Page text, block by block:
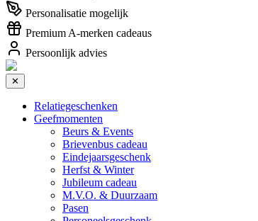
Personalisatie mogelijk
Premium A-merken cadeaus
Persoonlijk advies
✕
Relatiegeschenken
Geefmomenten
Beurs & Events
Brievenbus cadeau
Eindejaarsgeschenk
Herfst & Winter
Jubileum cadeau
M.V.O. & Duurzaam
Pasen